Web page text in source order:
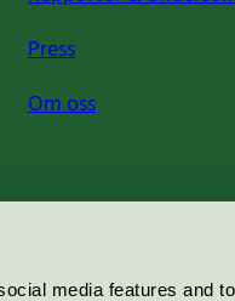
media features and
Press
Om oss